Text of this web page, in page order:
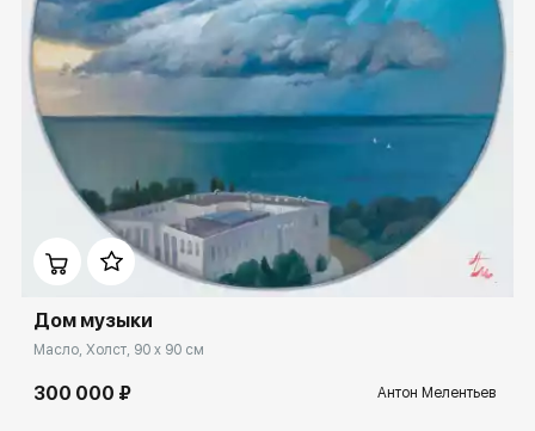
Домен: rakovgallery.ru
Дом музыки
Масло, Холст, 90 x 90 см
300 000 ₽ Антон Мелентьев